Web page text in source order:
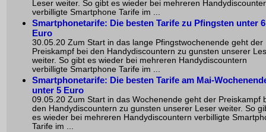
Leser weiter. So gibt es wieder bei mehreren
verbilligte Smartphone Tarife im ...
Smartphonetarife: Die besten Tarife zu Pfingsten unter 6
Euro
30.05.20 Zum Start in das lange Pfingstwochenende geht der
Preiskampf bei den Handydiscountern zu gunsten unserer
weiter. So gibt es wieder bei mehreren Handydiscountern
verbilligte Smartphone Tarife im ...
Smartphonetarife: Die besten Tarife am Mai-
unter 5 Euro
09.05.20 Zum Start in das Wochenende geht der Preiskampf
den Handydiscountern zu gunsten unserer Leser weiter. So
es wieder bei mehreren Handydiscountern verbilligte
Tarife im ...